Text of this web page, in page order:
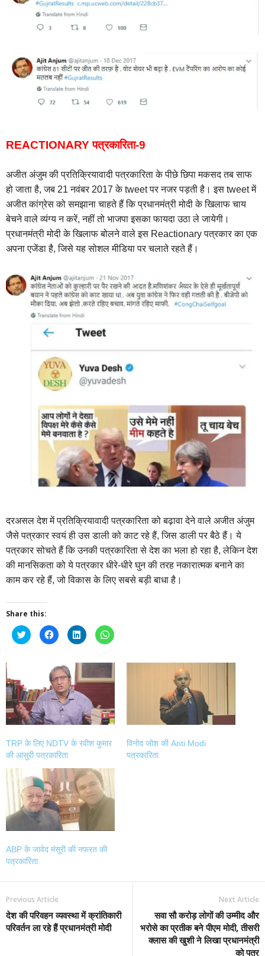
REACTIONARY पत्रकारिता-9
अजीत अंजुम की प्रतिक्रियावादी पत्रकारिता के पीछे छिपा मकसद तब साफ
हो जाता है, जब 21 नवंबर 2017 के tweet पर नजर पड़ती है। इस tweet में
अजीत कांग्रेस को समझाना चाहते हैं कि प्रधानमंत्री मोदी के खिलाफ चाय
बेचने वाले व्यंग्य न करें, नहीं तो भाजपा इसका फायदा उठा ले जायेगी।
प्रधानमंत्री मोदी के खिलाफ बोलने वाले इस Reactionary पत्रकार का एक
अपना एजेंडा है, जिसे यह सोशल मीडिया पर चलाते रहते हैं।
दरअसल देश में प्रतिक्रियावादी पत्रकारिता को बढ़ावा देने वाले अजीत अंजुम
जैसे पत्रकार स्वयं ही उस डाली को काट रहे हैं, जिस डाली पर बैठे हैं। ये
पत्रकार सोचते हैं कि उनकी पत्रकारिता से देश का भला हो रहा है, लेकिन देश
की मानसिकता को ये पत्रकार धीरे-धीरे घुन की तरह नकारात्मक बनाने का
काम कर रहे हैं, जो विकास के लिए सबसे बड़ी बाधा है।
Share this:
Click
to
share
(Opens
window)
Click
to
share
Facebook
(Opens
in
new
window)
Click
to
share
LinkedIn
(Opens
in
new
Click
to
WhatsApp
in
new
TRP के लिए NDTV के रवीश कुमार
की आसुरी पत्रकारिता
विनोद जोश की Anti Modi
पत्रकारिता
ABP के जावेद मंसूरी की नफरत की
पत्रकारिता
Previous Article
देश की परिवहन व्यवस्था में क्रांतिकारी
परिवर्तन ला रहे हैं प्रधानमंत्री मोदी
Next Article
सवा सौ करोड़ लोगों की उम्मीद और
भरोसे का प्रतीक बने पीएम मोदी, तीसरी
क्लास की खुशी ने लिखा प्रधानमंत्री
को पत्र